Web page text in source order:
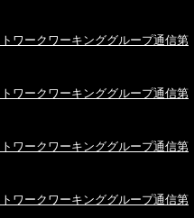
ワークワーキンググループ通信第
ワークワーキンググループ通信第
ワークワーキンググループ通信第
ワークワーキンググループ通信第